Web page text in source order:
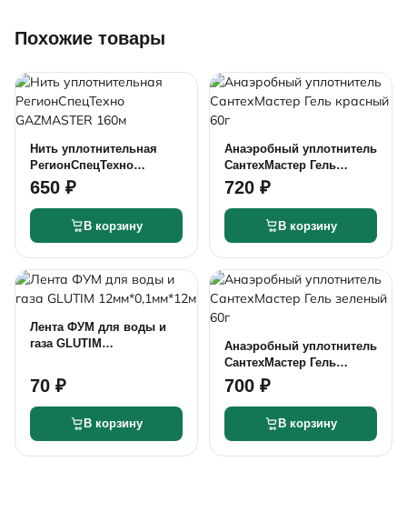
Похожие товары
Нить уплотнительная
РегионСпецТехно
GAZMASTER 160м
650 ₽
В корзину
Анаэробный уплотнитель
СантехМастер Гель
красный 60г
720 ₽
В корзину
Лента ФУМ для воды и
газа GLUTIM
70 ₽
В корзину
Анаэробный уплотнитель
СантехМастер Гель
зеленый 60г
700 ₽
В корзину